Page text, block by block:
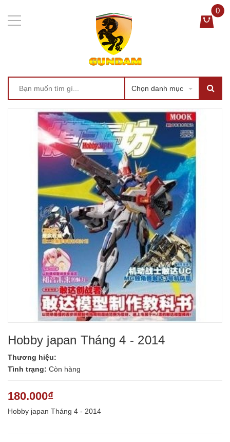
Chọn danh mục
0
Hobby japan Tháng 4 - 2014
Thương hiệu:
Tình trạng: Còn hàng
180.000₫
Hobby japan Tháng 4 - 2014